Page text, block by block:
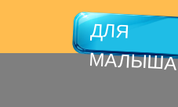
ДЛЯ
МАЛЫША